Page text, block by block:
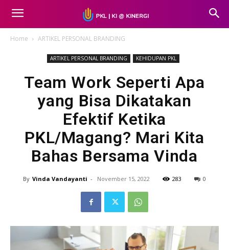
Home ARTIKEL PERSONAL BRANDING
ARTIKEL PERSONAL BRANDING KEHIDUPAN PKL
Team Work Seperti Apa
yang Bisa Dikatakan
Efektif Ketika
PKL/Magang? Mari Kita
Bahas Bersama Vinda
By Vinda Vandayanti - November 15, 2022 283 0